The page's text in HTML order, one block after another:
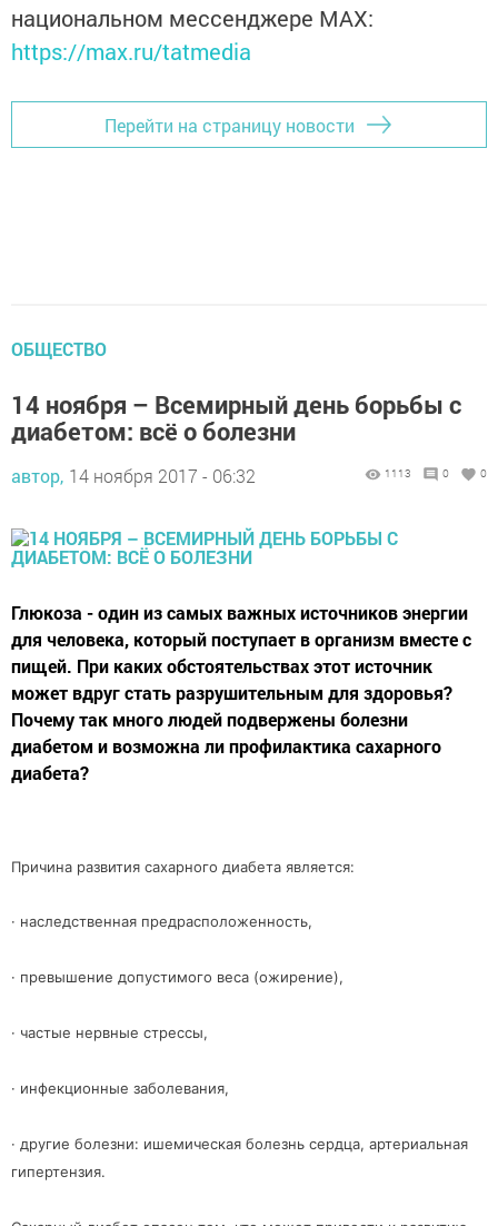
национальном мессенджере MАХ:
https://max.ru/tatmedia
Перейти на страницу новости
ОБЩЕСТВО
14 ноября – Всемирный день борьбы с
диабетом: всё о болезни
автор, 14 ноября 2017 - 06:32 1113 0 0
Глюкоза - один из самых важных источников энергии
для человека, который поступает в организм вместе с
пищей. При каких обстоятельствах этот источник
может вдруг стать разрушительным для здоровья?
Почему так много людей подвержены болезни
диабетом и возможна ли профилактика сахарного
диабета?
Причина развития сахарного диабета является:
· наследственная предрасположенность,
· превышение допустимого веса (ожирение),
· частые нервные стрессы,
· инфекционные заболевания,
· другие болезни: ишемическая болезнь сердца, артериальная
гипертензия.